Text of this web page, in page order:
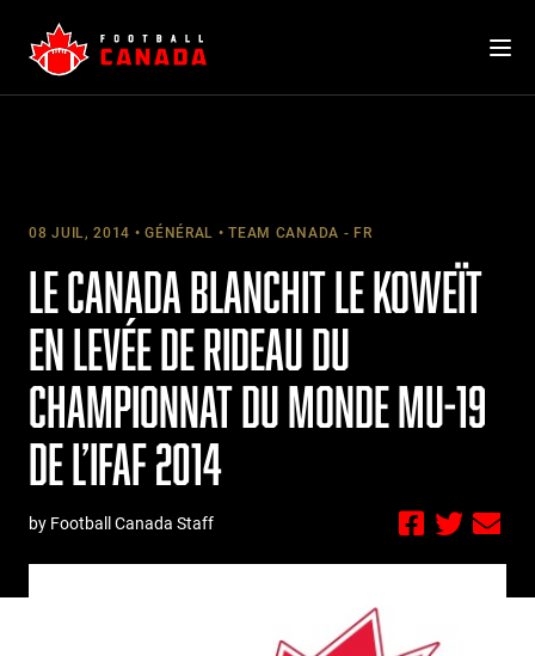
content
08 JUIL, 2014 GÉNÉRAL TEAM CANADA - FR
LE CANADA BLANCHIT LE KOWEÏT
EN LEVÉE DE RIDEAU DU
CHAMPIONNAT DU MONDE MU-19
DE L’IFAF 2014
by Football Canada Staff